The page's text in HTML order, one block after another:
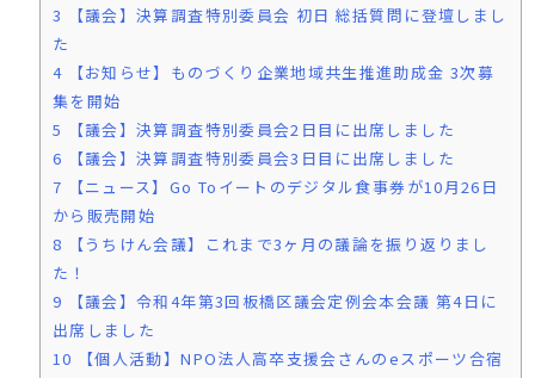
3
【議会】決算調査特別委員会 初日 総括質問に登壇しまし
た
4 【お知らせ】ものづくり企業地域共生推進助成金 3次募
集を開始
5
【議会】決算調査特別委員会2日目に出席しました
6 【議会】決算調査特別委員会3日目に出席しました
7 【ニュース】Go Toイートのデジタル食事券が10月26日
から販売開始
8 【うちけん会議】これまで3ヶ月の議論を振り返りまし
た！
9 【議会】令和4年第3回板橋区議会定例会本会議 第4日に
出席しました
10 【個人活動】NPO法人高卒支援会さんのeスポーツ合宿